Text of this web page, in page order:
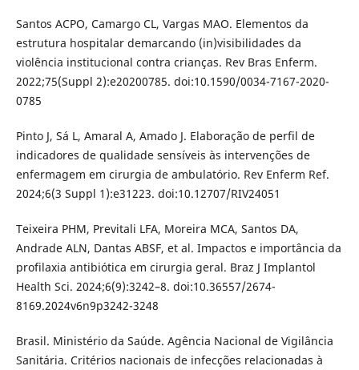
Santos ACPO, Camargo CL, Vargas MAO. Elementos da
estrutura hospitalar demarcando (in)visibilidades da
violência institucional contra crianças. Rev Bras Enferm.
2022;75(Suppl 2):e20200785. doi:10.1590/0034-7167-2020-
0785
Pinto J, Sá L, Amaral A, Amado J. Elaboração de perfil de
indicadores de qualidade sensíveis às intervenções de
enfermagem em cirurgia de ambulatório. Rev Enferm Ref.
2024;6(3 Suppl 1):e31223. doi:10.12707/RIV24051
Teixeira PHM, Previtali LFA, Moreira MCA, Santos DA,
Andrade ALN, Dantas ABSF, et al. Impactos e importância da
profilaxia antibiótica em cirurgia geral. Braz J Implantol
Health Sci. 2024;6(9):3242–8. doi:10.36557/2674-
8169.2024v6n9p3242-3248
Brasil. Ministério da Saúde. Agência Nacional de Vigilância
Sanitária. Critérios nacionais de infecções relacionadas à